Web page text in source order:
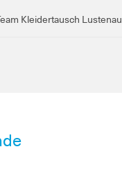
Kleidertausch Lustenau